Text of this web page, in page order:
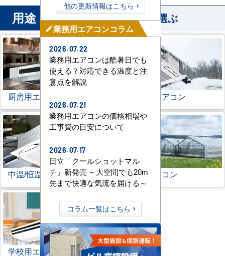
用途 から業務用エアコンを選ぶ
厨房用エアコン 寒冷地用エアコン
中温/恒温用エアコン 農業用エアコン
学校用エアコン
他の更新情報はこちら
mode_edit業務用エアコンコラム
2026.07.22
業務用エアコンは酷暑日でも
使える？対応できる温度と注
意点を解説
2026.07.21
業務用エアコンの価格相場や
工事費の目安について
2026.07.17
日立「クールショットマル
チ」新発売 ～大空間でも20m
先まで快適な気流を届ける～
コラム一覧はこちら